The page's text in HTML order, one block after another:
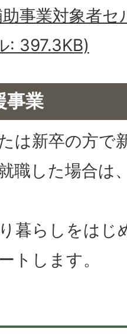
事業対象者
: 397.3KB)
事業
は新卒の方で
職した場合は
暮らしをはじ
トします。